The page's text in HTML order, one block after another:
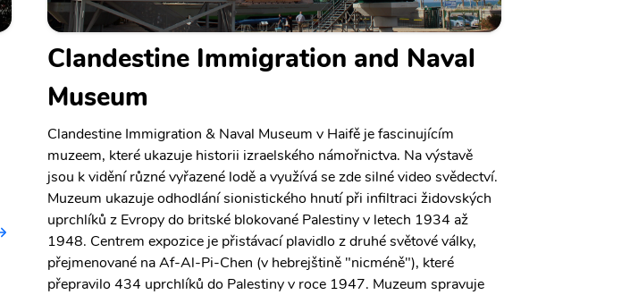
Clandestine Immigration and Naval
Museum
Clandestine Immigration & Naval Museum v Haifě je fascinujícím
muzeem, které ukazuje historii izraelského námořnictva. Na výstavě
jsou k vidění různé vyřazené lodě a využívá se zde silné video svědectví.
Muzeum ukazuje odhodlání sionistického hnutí při infiltraci židovských
uprchlíků z Evropy do britské blokované Palestiny v letech 1934 až
1948. Centrem expozice je přistávací plavidlo z druhé světové války,
přejmenované na Af-Al-Pi-Chen (v hebrejštině "nicméně"), které
přepravilo 434 uprchlíků do Palestiny v roce 1947. Muzeum spravuje